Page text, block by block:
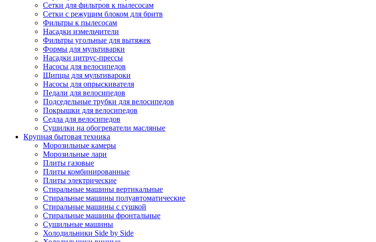
Сетки для фильтров к пылесосам
Сетки с режущим блоком для бритв
Фильтры к пылесосам
Насадки измельчители
Фильтры угольные для вытяжек
Формы для мультиварки
Насадки цитрус-прессы
Насосы для велосипедов
Щипцы для мультивароки
Насосы для опрыскивателя
Педали для велосипедов
Подседельные трубки для велосипедов
Покрышки для велосипедов
Седла для велосипедов
Сушилки на обогреватели масляные
Крупная бытовая техника
Морозильные камеры
Морозильные лари
Плиты газовые
Плиты комбинированные
Плиты электрические
Стиральные машины вертикальные
Стиральные машины полуавтоматические
Стиральные машины с сушкой
Стиральные машины фронтальные
Сушильные машины
Холодильники Side by Side